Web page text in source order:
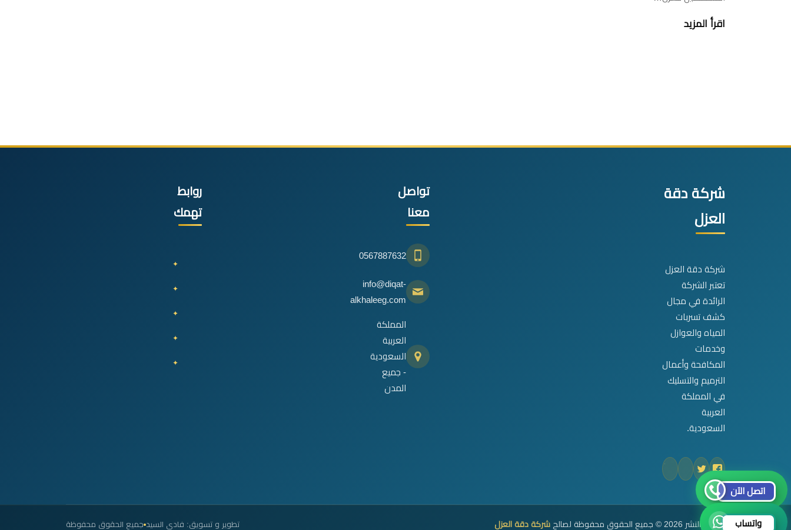
اقرأ المزيد
شركة دقة
العزل
شركة دقة العزل
تعتبر الشركة
الرائدة في مجال
كشف تسربات
المياه والعوازل
وخدمات
المكافحة وأعمال
الترميم والتسليك
في المملكة
العربية
السعودية.
تواصل
معنا
0567887632
info@diqat-
alkhaleeg.com
المملكة
العربية
السعودية
- جميع
المدن
روابط
تهمك
حقوق النشر 2026 © جميع الحقوق محفوظة لصالح شركة دقة العزل تطوير و تسويق: فادي السيد جميع الحقوق محفوظة
اتصل الآن
واتساب